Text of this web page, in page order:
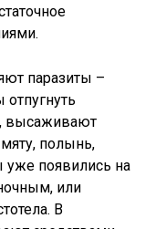
паразиты –
высаживают
полынь,
уже появились на
или
В